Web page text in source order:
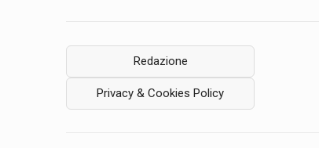
Redazione
Privacy & Cookies Policy